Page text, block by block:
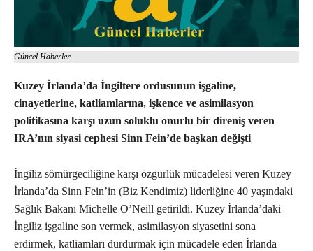
Güncel Haberler
Kuzey İrlanda’da İngiltere ordusunun işgaline,
cinayetlerine, katliamlarına, işkence ve asimilasyon
politikasına karşı uzun soluklu onurlu bir direniş veren
IRA’nın siyasi cephesi Sinn Fein’de başkan değişti
İngiliz sömürgeciliğine karşı özgürlük mücadelesi veren Kuzey
İrlanda’da Sinn Fein’in (Biz Kendimiz) liderliğine 40 yaşındaki
Sağlık Bakanı Michelle O’Neill getirildi. Kuzey İrlanda’daki
İngiliz işgaline son vermek, asimilasyon siyasetini sona
erdirmek, katliamları durdurmak için mücadele eden İrlanda